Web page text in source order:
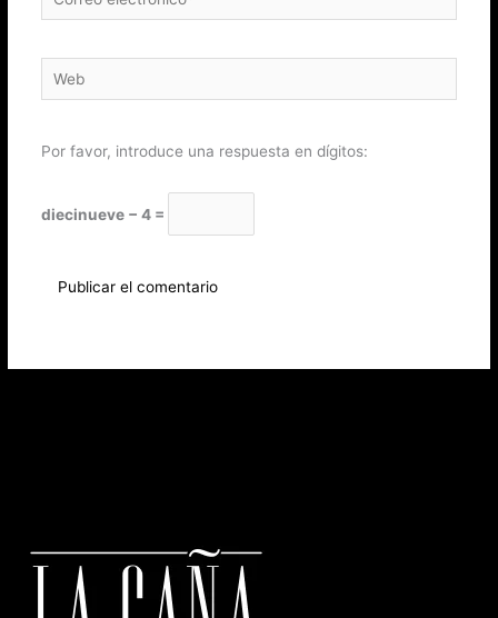
electrónico*
Web
Por favor, introduce una respuesta en dígitos:
diecinueve − 4 =